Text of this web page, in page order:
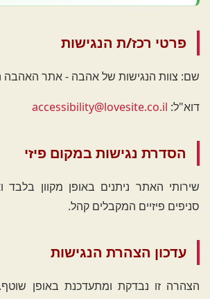
פרטי רכז/ת הנגישות
שם: צוות הנגישות של אהבה - אתר האהבה
דוא"ל: accessibility@lovesite.co.il
הסדרת נגישות במקום פיזי
שירותי האתר ניתנים באופן מקוון בלבד
סניפים פיזיים המקבלים קהל.
עדכון הצהרת הנגישות
הצהרה זו נבדקת ומתעדכנת באופן